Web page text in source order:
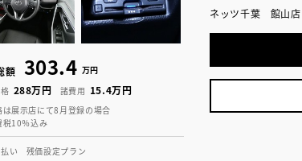
額 303.4 万円
288万円 諸費用 15.4万円
展示店にて8月登録の場合
10％込み
い 残価設定プラン
ネッツ千葉 館山店